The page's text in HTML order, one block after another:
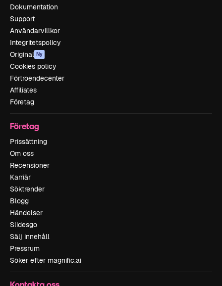
Dokumentation
Support
Användarvillkor
Integritetspolicy
Original Ny
Cookies policy
Förtroendecenter
Affiliates
Företag
Företag
Prissättning
Om oss
Recensioner
Karriär
Söktrender
Blogg
Händelser
Slidesgo
Sälj innehåll
Pressrum
Söker efter magnific.ai